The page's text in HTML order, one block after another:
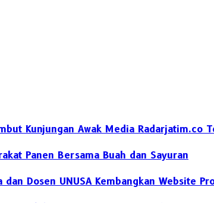
Kunjungan Awak Media Radarjatim.co
Panen Bersama Buah dan Sayuran
Dosen UNUSA Kembangkan Website